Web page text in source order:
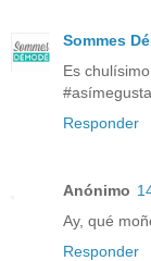
Sommes
Es
Responder
Anónimo
Ay, qué
Responder